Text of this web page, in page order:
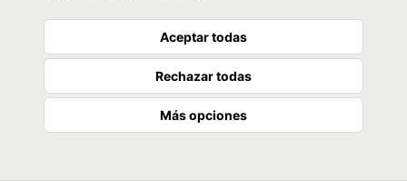
Aceptar todas
Rechazar todas
Más opciones